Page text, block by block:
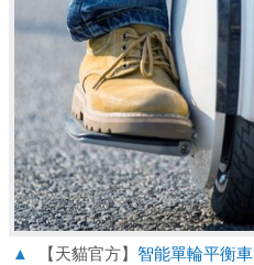
▲ 【天貓官方】 智能單輪平衡車